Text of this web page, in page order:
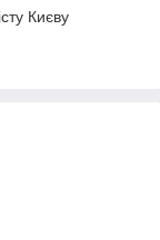
Києву